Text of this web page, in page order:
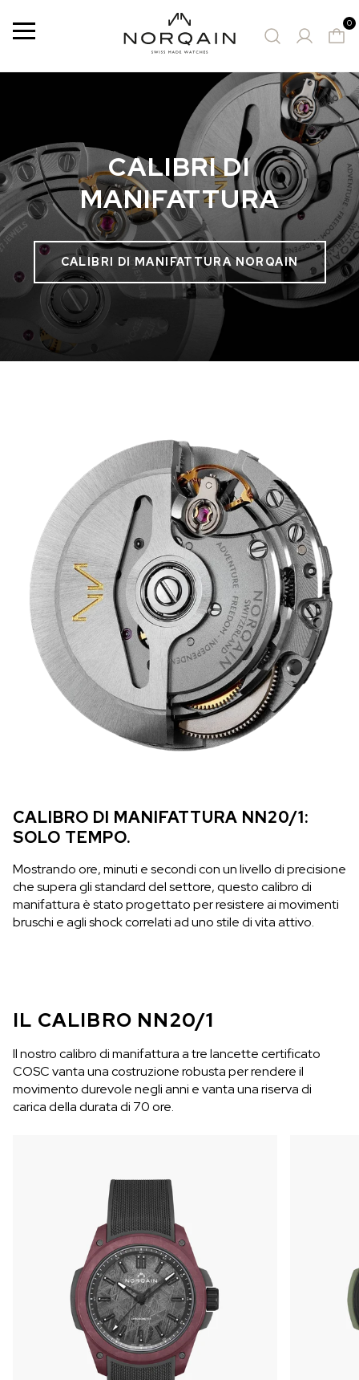
Menù 0
OROLOGI CONSIGLIATI
WILD ONE SKELETON
ADVENTURE CHRONO
NHL® EDIZIONE
LIMITATA
41mm
WILD ONE SKELETON
GREY
CALIBRI DI
MANIFATTURA
CALIBRI DI MANIFATTURA NORQAIN
CALIBRO DI MANIFATTURA NN20/1:
SOLO TEMPO.
Mostrando ore, minuti e secondi con un livello di precisione
che supera gli standard del settore, questo calibro di
manifattura è stato progettato per resistere ai movimenti
bruschi e agli shock correlati ad uno stile di vita attivo.
IL CALIBRO NN20/1
Il nostro calibro di manifattura a tre lancette certificato
COSC vanta una costruzione robusta per rendere il
movimento durevole negli anni e vanta una riserva di
carica della durata di 70 ore.